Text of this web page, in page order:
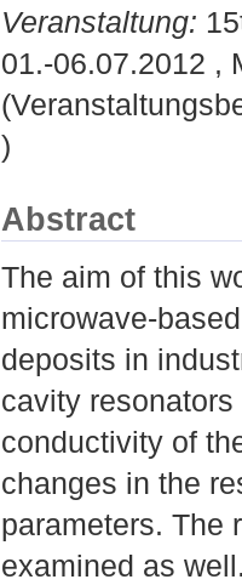
Veranstaltung:
01.-06.07.2012 ,
)
Abstract
The aim of this
microwave-
deposits in
cavity
conductivity of
changes in the
parameters. The
examined as